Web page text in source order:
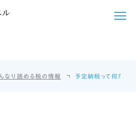
由
なり読める税の情報 予定納税って何だ？